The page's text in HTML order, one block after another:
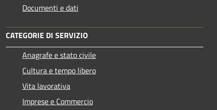
Documenti e dati
CATEGORIE DI SERVIZIO
Anagrafe e stato civile
Cultura e tempo libero
Vita lavorativa
Imprese e Commercio